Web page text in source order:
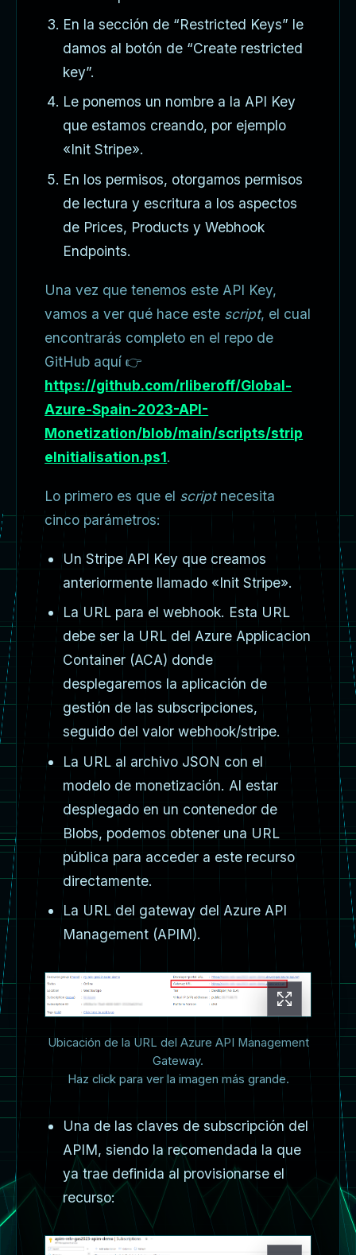
En la sección de “Restricted Keys” le
damos al botón de “Create restricted
key”.
Le ponemos un nombre a la API Key
que estamos creando, por ejemplo
«Init Stripe».
En los permisos, otorgamos permisos
de lectura y escritura a los aspectos
de Prices, Products y Webhook
Endpoints.
Una vez que tenemos este API Key,
vamos a ver qué hace este script, el cual
encontrarás completo en el repo de
GitHub aquí 👉
https://github.com/rliberoff/Global-
Azure-Spain-2023-API-
Monetization/blob/main/scripts/strip
eInitialisation.ps1.
Lo primero es que el scriptnecesita
cinco parámetros:
Un Stripe API Key que creamos
anteriormente llamado «Init Stripe».
La URL para el webhook. Esta URL
debe ser la URL del Azure Applicacion
Container (ACA) donde
desplegaremos la aplicación de
gestión de las subscripciones,
seguido del valor webhook/stripe.
La URL al archivo JSON con el
modelo de monetización. Al estar
desplegado en un contenedor de
Blobs, podemos obtener una URL
pública para acceder a este recurso
directamente.
La URL del gateway del Azure API
Management (APIM).
Ubicación de la URL del Azure API Management
Gateway.
Haz click para ver la imagen más grande.
Una de las claves de subscripción del
APIM, siendo la recomendada la que
ya trae definida al provisionarse el
recurso: